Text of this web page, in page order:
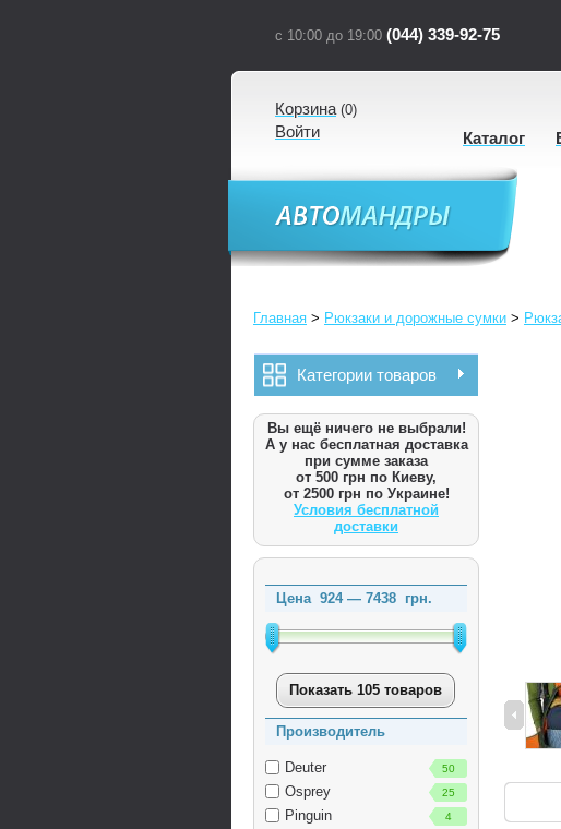
с 10:00 до 19:00 (044) 339-92-75
Корзина(0)
Войти Каталог
Главная > Рюкзаки и дорожные сумки >
Категории товаров
Вы ещё ничего не выбрали!
А у нас бесплатная доставка
при сумме заказа
от 500 грн по Киеву,
от 2500 грн по Украине!
Условия бесплатной
доставки
Цена 924— 7438 грн.
Показать 105 товаров
Производитель
Deuter 50
Osprey 25
Pinguin 4